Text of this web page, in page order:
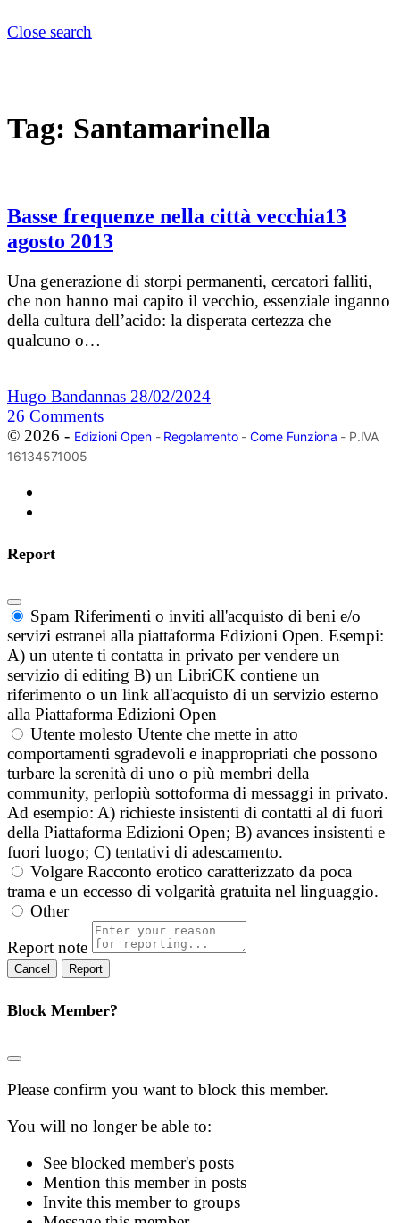
Close search
Tag: Santamarinella
Basse frequenze nella città vecchia13
agosto 2013
Una generazione di storpi permanenti, cercatori falliti,
che non hanno mai capito il vecchio, essenziale inganno
della cultura dell’acido: la disperata certezza che
qualcuno o…
Hugo Bandannas 28/02/2024
26 Comments
© 2026 - Edizioni Open- Regolamento- Come Funziona - P.IVA
16134571005
Report
Spam Riferimenti o inviti all'acquisto di beni e/o
servizi estranei alla piattaforma Edizioni Open. Esempi:
A) un utente ti contatta in privato per vendere un
servizio di editing B) un LibriCK contiene un
riferimento o un link all'acquisto di un servizio esterno
alla Piattaforma Edizioni Open
Utente molesto Utente che mette in atto
comportamenti sgradevoli e inappropriati che possono
turbare la serenità di uno o più membri della
community, perlopiù sottoforma di messaggi in privato.
Ad esempio: A) richieste insistenti di contatti al di fuori
della Piattaforma Edizioni Open; B) avances insistenti e
fuori luogo; C) tentativi di adescamento.
Volgare Racconto erotico caratterizzato da poca
trama e un eccesso di volgarità gratuita nel linguaggio.
Other
Report note
Report
Block Member?
Please confirm you want to block this member.
You will no longer be able to:
See blocked member's posts
Mention this member in posts
Invite this member to groups